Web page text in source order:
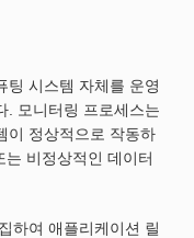
팅 시스템 자체를 운영
. 모니터링 프로세스는
이 정상적으로 작동하
비정상적인 데이터
하여 애플리케이션 릴